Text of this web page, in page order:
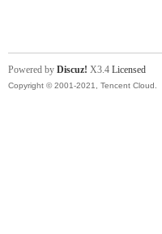
Powered by Discuz! X3.4 Licensed
Copyright © 2001-2021, Tencent Cloud.